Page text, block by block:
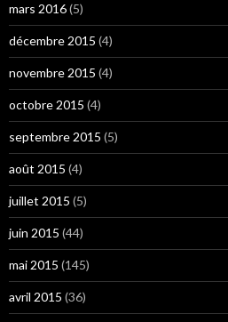
mars 2016(5)
décembre 2015 (4)
novembre 2015 (4)
octobre 2015 (4)
septembre 2015 (5)
août 2015 (4)
juillet 2015 (5)
juin 2015 (44)
mai 2015 (145)
avril 2015 (36)